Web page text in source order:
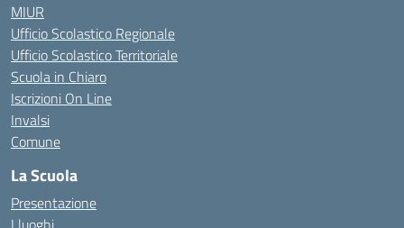
MIUR
Ufficio Scolastico Regionale
Ufficio Scolastico Territoriale
Scuola in Chiaro
Iscrizioni On Line
Invalsi
Comune
La Scuola
Presentazione